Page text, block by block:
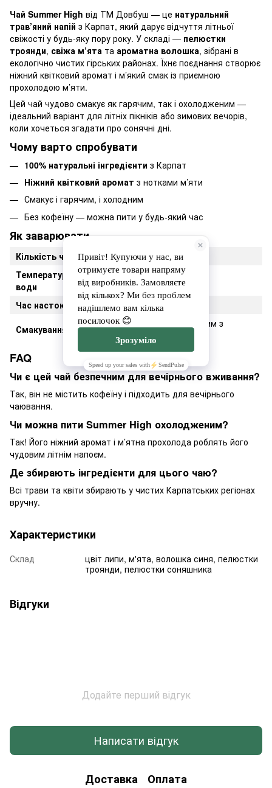
Чай Summer High від ТМ Довбуш — це натуральний
трав’яний напій з Карпат, який дарує відчуття літньої
свіжості у будь-яку пору року. У складі — пелюстки
троянди, свіжа м’ята та ароматна волошка, зібрані в
екологічно чистих гірських районах. Їхнє поєднання створює
ніжний квітковий аромат і м’який смак із приємною
прохолодою м’яти.
Цей чай чудово смакує як гарячим, так і охолодженим —
ідеальний варіант для літніх пікніків або зимових вечорів,
коли хочеться згадати про сонячні дні.
Чому варто спробувати
100% натуральні інгредієнти з Карпат
Ніжний квітковий аромат з нотками м’яти
Смакує і гарячим, і холодним
Без кофеїну — можна пити у будь-який час
Як заварювати
Кількість чаю
1–2 ч. л. на 200 мл води
Температура
води
90–95°C
Час настоювання
5–7 хвилин
Смакування
Гарячим або охолодженим з
льодом
FAQ
Чи є цей чай безпечним для вечірнього вживання?
Так, він не містить кофеїну і підходить для вечірнього
чаювання.
Чи можна пити Summer High охолодженим?
Так! Його ніжний аромат і м’ятна прохолода роблять його
чудовим літнім напоєм.
Де збирають інгредієнти для цього чаю?
Всі трави та квіти збирають у чистих Карпатських регіонах
вручну.
Характеристики
Склад
цвіт липи, м'ята, волошка синя, пелюстки
троянди, пелюстки соняшника
Відгуки
Додайте перший відгук
Написати відгук
Доставка Оплата